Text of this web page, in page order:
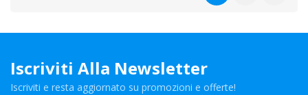
Iscriviti Alla Newsletter
Iscriviti e resta aggiornato su promozioni e offerte!